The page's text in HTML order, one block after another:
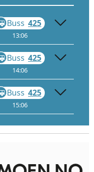
Buss 425
13:06
Buss 425
14:06
Buss 425
15:06